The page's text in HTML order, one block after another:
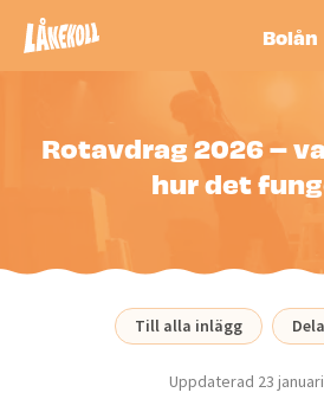
Bolån
Rotavdrag 2026 –
hur det
Till alla inlägg
Uppdaterad 23